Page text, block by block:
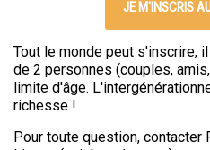
JE M'INSCRIS
Tout le monde peut s'inscrire,
de 2 personnes (couples,
limite d'âge.
richesse !
Pour toute question, contacter